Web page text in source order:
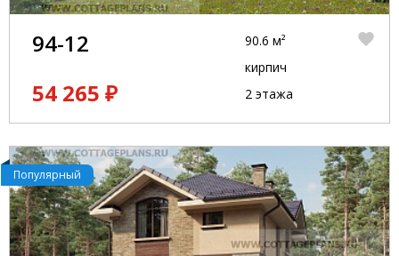
94-12
54 265 ₽
90.6 м²
кирпич
2 этажа
Популярный